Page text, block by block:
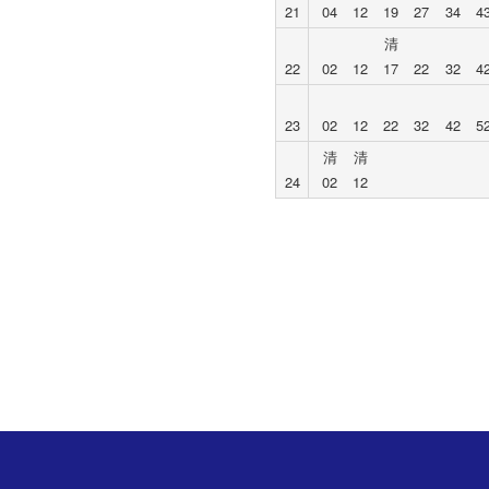
21 04 12 19 27 34
22 02 12
清
17
22 32
23 02 12 22 32 42
24
清
02
清
12